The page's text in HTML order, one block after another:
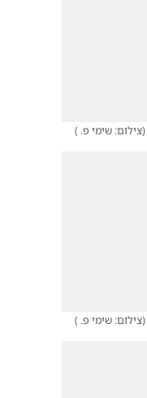
(צילום: שימי פ. )
(צילום: שימי פ. )